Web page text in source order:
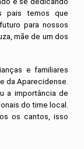
pais temos que
para nossos
mãe de um dos
e familiares
da Aparecidense.
a importância de
do time local.
os cantos, isso